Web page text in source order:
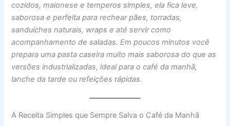
cozidos, maionese e temperos simples, ela fica leve,
saborosa e perfeita para rechear pães, torradas,
sanduíches naturais, wraps e até servir como
acompanhamento de saladas. Em poucos minutos você
prepara uma pasta caseira muito mais saborosa do que as
versões industrializadas, ideal para o café da manhã,
lanche da tarde ou refeições rápidas.
A Receita Simples que Sempre Salva o Café da Manhã